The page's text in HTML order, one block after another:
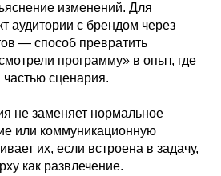
изменений. Для
аудитории с брендом через
— способ превратить
программу» в опыт, где
частью сценария.
не заменяет нормальное
или коммуникационную
их, если встроена в задачу,
как развлечение.